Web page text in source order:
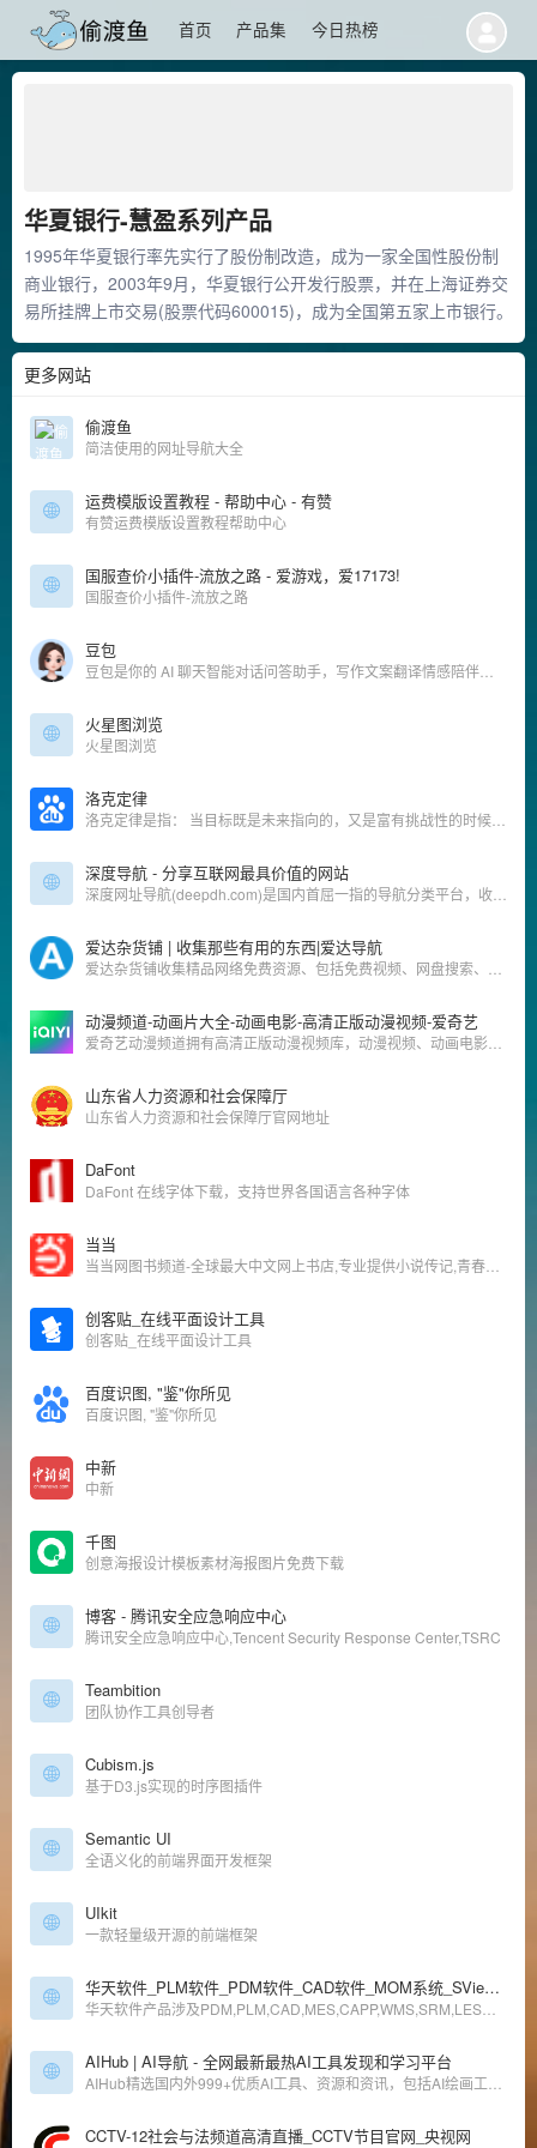
首页 产品集 今日热榜
华夏银行-慧盈系列产品
1995年华夏银行率先实行了股份制改造，成为一家全国性股份制
商业银行，2003年9月，华夏银行公开发行股票，并在上海证券交
易所挂牌上市交易(股票代码600015)，成为全国第五家上市银行。
更多网站
偷渡鱼
简洁使用的网址导航大全
运费模版设置教程 - 帮助中心 - 有赞
有赞运费模版设置教程帮助中心
国服查价小插件-流放之路 - 爱游戏，爱17173!
国服查价小插件-流放之路
豆包
火星图浏览
火星图浏览
洛克定律
深度导航 - 分享互联网最具价值的网站
爱达杂货铺 | 收集那些有用的东西|爱达导航
动漫频道-动画片大全-动画电影-高清正版动漫视频-爱奇艺
山东省人力资源和社会保障厅
山东省人力资源和社会保障厅官网地址
DaFont
DaFont 在线字体下载，支持世界各国语言各种字体
当当
创客贴_在线平面设计工具
创客贴_在线平面设计工具
百度识图, "鉴"你所见
百度识图, "鉴"你所见
中新
中新
千图
创意海报设计模板素材海报图片免费下载
博客 - 腾讯安全应急响应中心
腾讯安全应急响应中心,Tencent Security Response Center,TSRC
Teambition
团队协作工具创导者
Cubism.js
基于D3.js实现的时序图插件
Semantic UI
全语义化的前端界面开发框架
UIkit
一款轻量级开源的前端框架
华天软件_PLM软件_PDM软件_CAD软件_MOM系统_SView系统_SVMAN软件_CAPP软件_CAD_CAD软件_MES系统_
AIHub | AI导航 - 全网最新最热AI工具发现和学习平台
CCTV-12社会与法频道高清直播_CCTV节目官网_央视网